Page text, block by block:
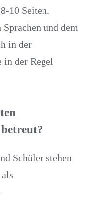
10 Seiten.
und dem
in der
in der Regel
Schüler stehen